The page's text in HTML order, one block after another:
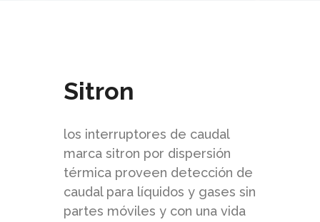
Sitron
los interruptores de caudal
marca sitron por dispersión
térmica proveen detección de
caudal para líquidos y gases sin
partes móviles y con una vida